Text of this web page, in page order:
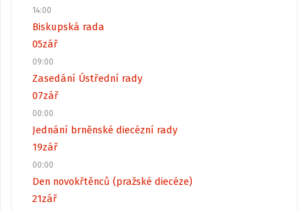
14:00
Biskupská rada
05zář
09:00
Zasedání Ústřední rady
07zář
00:00
Jednání brněnské diecézní rady
19zář
00:00
Den novokřtěnců (pražské diecéze)
21zář